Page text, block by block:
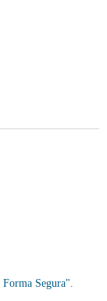
Segura".